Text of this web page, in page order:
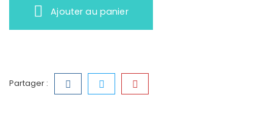
Ajouter au panier
Partager :